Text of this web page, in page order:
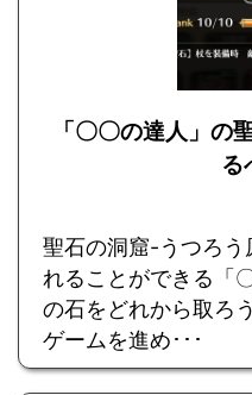
「〇〇の達人」の
る
聖石の洞窟-うつろう
れることができる「
の石をどれから取ろ
ゲームを進め･･･